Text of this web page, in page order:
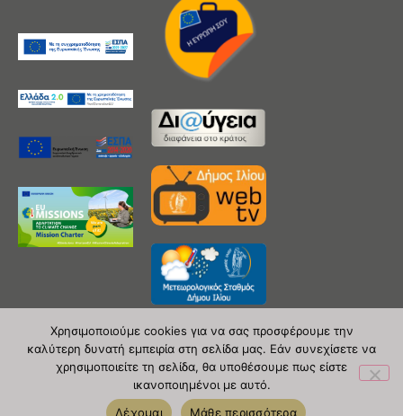
Copyright 2020 © Δήμος Ιλίου
| powered by Evolutionprojects
Χρησιμοποιούμε cookies για να σας προσφέρουμε την
καλύτερη δυνατή εμπειρία στη σελίδα μας. Εάν συνεχίσετε να
χρησιμοποιείτε τη σελίδα, θα υποθέσουμε πως είστε
ικανοποιημένοι με αυτό.
Δέχομαι
Μάθε περισσότερα